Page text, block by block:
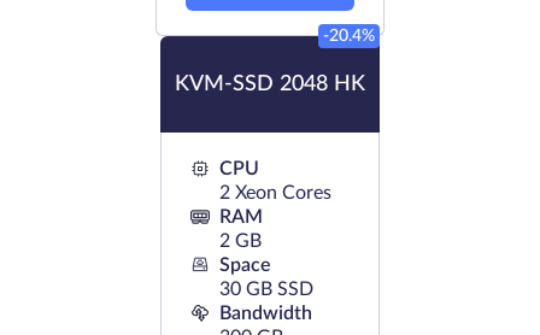
KVM-SSD 2048 HK
-20.4%
CPU
2 Xeon Cores
RAM
2 GB
Space
30 GB SSD
Bandwidth